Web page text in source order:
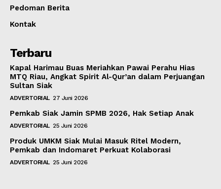
Pedoman Berita
Kontak
Terbaru
Kapal Harimau Buas Meriahkan Pawai Perahu Hias
MTQ Riau, Angkat Spirit Al-Qur’an dalam Perjuangan
Sultan Siak
ADVERTORIAL 27 Juni 2026
Pemkab Siak Jamin SPMB 2026, Hak Setiap Anak
ADVERTORIAL 25 Juni 2026
Produk UMKM Siak Mulai Masuk Ritel Modern,
Pemkab dan Indomaret Perkuat Kolaborasi
ADVERTORIAL 25 Juni 2026